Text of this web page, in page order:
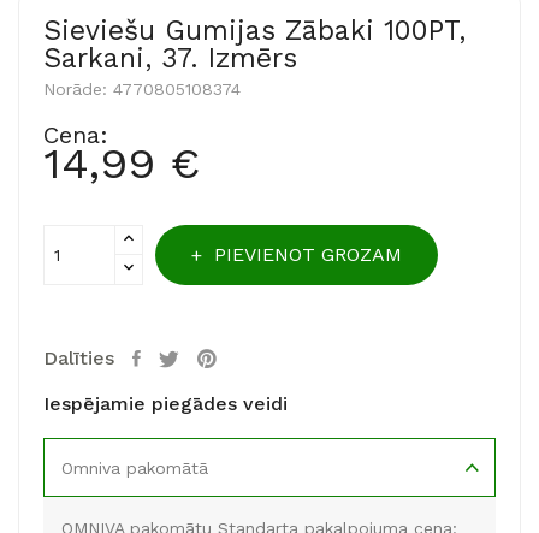
Sieviešu Gumijas Zābaki 100PT,
Sarkani, 37. Izmērs
Norāde: 4770805108374
Cena:
14,99 €
PIEVIENOT GROZAM
Dalīties
Iespējamie piegādes veidi
Omniva pakomātā
OMNIVA pakomātu Standarta pakalpojuma cena: